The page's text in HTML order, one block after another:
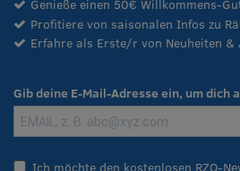
Genieße einen 50€ Willkommens-
Profitiere von saisonalen Infos zu
Erfahre als Erste/r von Neuheiten &
Gib deine E-Mail-Adresse ein, um dich
Ich möchte den kostenlosen RZO-